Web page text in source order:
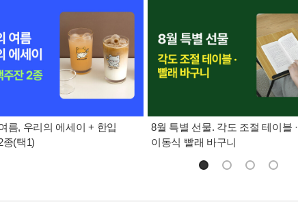
름, 우리의 에세이 + 한입
종(택1)
8월 특별 선물. 각도 조절 테이블 ·
이동식 빨래 바구니